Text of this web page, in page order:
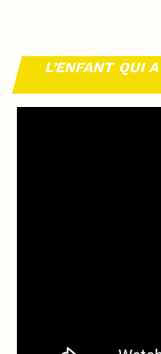
L’ENFANT QUI